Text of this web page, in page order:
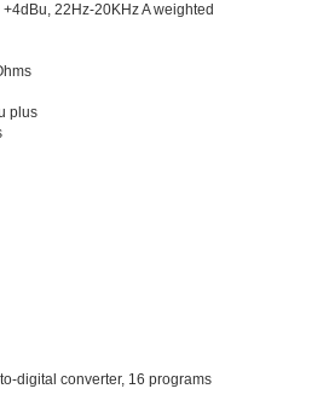
22Hz-20KHz A weighted
plus
digital converter, 16 programs